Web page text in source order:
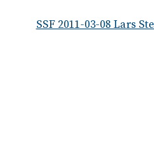
SSF 2011-03-08 Lars